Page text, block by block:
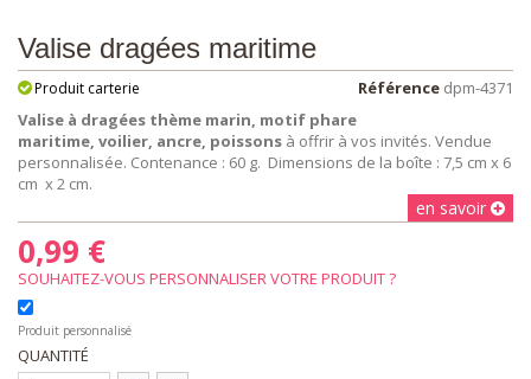
Valise dragées maritime
Référence dpm-4371
Produit carterie
Valise à dragées thème marin, motif phare
maritime, voilier, ancre, poissons à offrir à vos invités. Vendue
personnalisée. Contenance : 60 g. Dimensions de la boîte : 7,5 cm x 6
cm x 2 cm.
en savoir
0,99 €
Produit personnalisé
QUANTITÉ